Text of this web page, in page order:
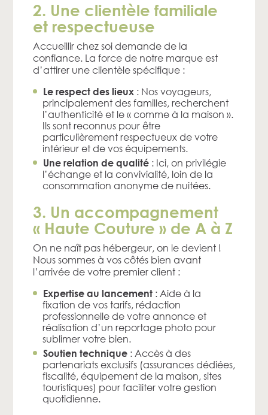
2. Une clientèle familiale
et respectueuse
Accueillir chez soi demande de la
confiance. La force de notre marque est
d’attirer une clientèle spécifique :
Le respect des lieux : Nos voyageurs,
principalement des familles, recherchent
l’authenticité et le « comme à la maison ».
Ils sont reconnus pour être
particulièrement respectueux de votre
intérieur et de vos équipements.
Une relation de qualité : Ici, on privilégie
l’échange et la convivialité, loin de la
consommation anonyme de nuitées.
3. Un accompagnement
« Haute Couture » de A à Z
On ne naît pas hébergeur, on le devient !
Nous sommes à vos côtés bien avant
l’arrivée de votre premier client :
Expertise au lancement : Aide à la
fixation de vos tarifs, rédaction
professionnelle de votre annonce et
réalisation d’un reportage photo pour
sublimer votre bien.
Soutien technique : Accès à des
partenariats exclusifs (assurances dédiées,
fiscalité, équipement de la maison, sites
touristiques) pour faciliter votre gestion
quotidienne.